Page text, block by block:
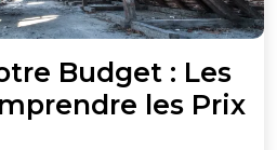
Budget : Les
les Prix